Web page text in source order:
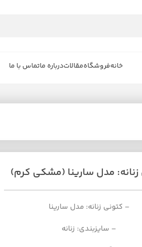
خانهفروشگاهمقالاتدرباره ماتماس با ما
زنانه: مدل سارینا (مشکی کرم)
– کتونی زنانه: مدل سارینا
– سایزبندی: زنانه